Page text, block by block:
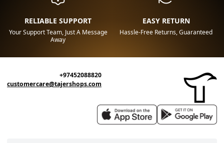
EASY RETURN
Hassle-Free Returns, Guaranteed
RELIABLE SUPPORT
Your Support Team, Just A Message
Away
+97452088820
customercare@tajershops.com